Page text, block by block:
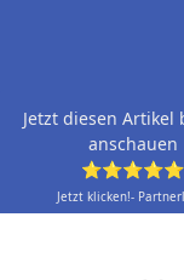
Jetzt diesen Artikel
anschauen
⭐⭐⭐⭐⭐
Jetzt klicken!-